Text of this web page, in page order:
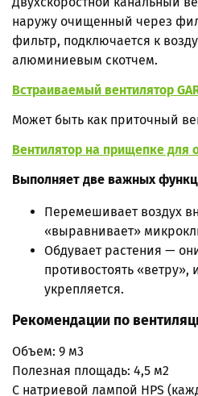
наружу очищенный через
фильтр, подключается к
алюминиевым скотчем.
Встраиваемый вентилятор
Может быть как приточный
Вентилятор на прищепке для
Выполняет две важных
Перемешивает воздух
«выравнивает»
Обдувает растения —
противостоять «ветру»,
укрепляется.
Рекомендации по
Объем: 9 м3
Полезная площадь: 4,5 м2
С натриевой лампой HPS